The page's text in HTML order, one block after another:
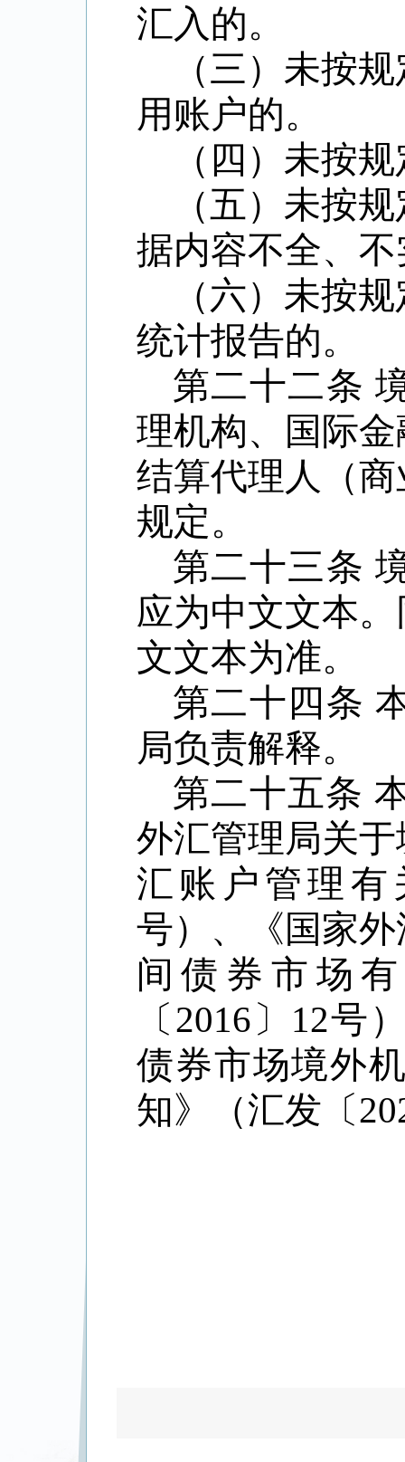
汇入的。
（三）未按
用账户的。
（四）未按
（五）未按
据内容不全、
（六）未按
统计报告的。
第二十二条
理机构、国际
结算代理人（
规定。
第二十三条
应为中文文本
文文本为准。
第二十四条
局负责解释。
第二十五条
外汇管理局关
汇账户管理
号）、《国家
间债券市场
〔 2016 〕 12号
债券市场境外
知》（汇发〔